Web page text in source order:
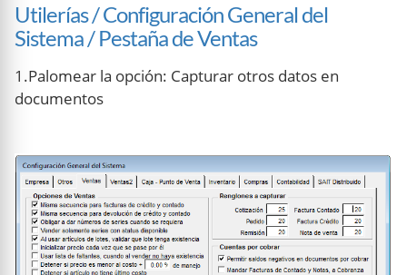
Utilerías / Configuración General del
Sistema / Pestaña de Ventas
1.Palomear la opción: Capturar otros datos en
documentos